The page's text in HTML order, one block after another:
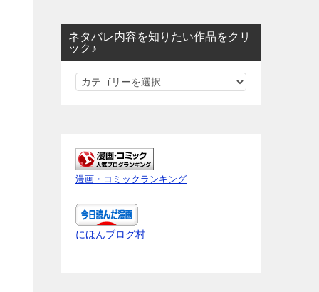
ネタバレ内容を知りたい作品をクリ
ック♪
ネ
内
容
を
知
り
た
漫画・コミックランキング
にほんブログ村